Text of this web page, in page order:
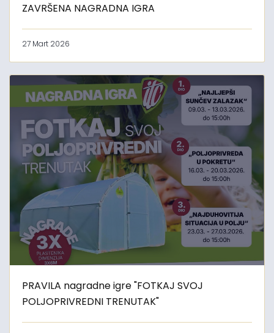
ZAVRŠENA NAGRADNA IGRA
27 Mart 2026
PRAVILA nagradne igre "FOTKAJ SVOJ
POLJOPRIVREDNI TRENUTAK"